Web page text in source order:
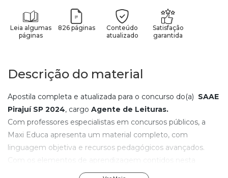
Leia algumas
páginas
826 páginas
Conteúdo
atualizado
Satisfação
garantida
Descrição do material
Apostila completa e atualizada para o concurso do(a) SAAE
Pirajuí SP 2024, cargo Agente de Leituras.
Com professores especialistas em concursos públicos, a
Maxi Educa apresenta um material completo, com
linguagem objetiva e recursos pedagógicos avançados.
Com os elementos de aprendizagem contidos nesta
SAAE Pirajuí SP, qualquer pessoa, mesmo